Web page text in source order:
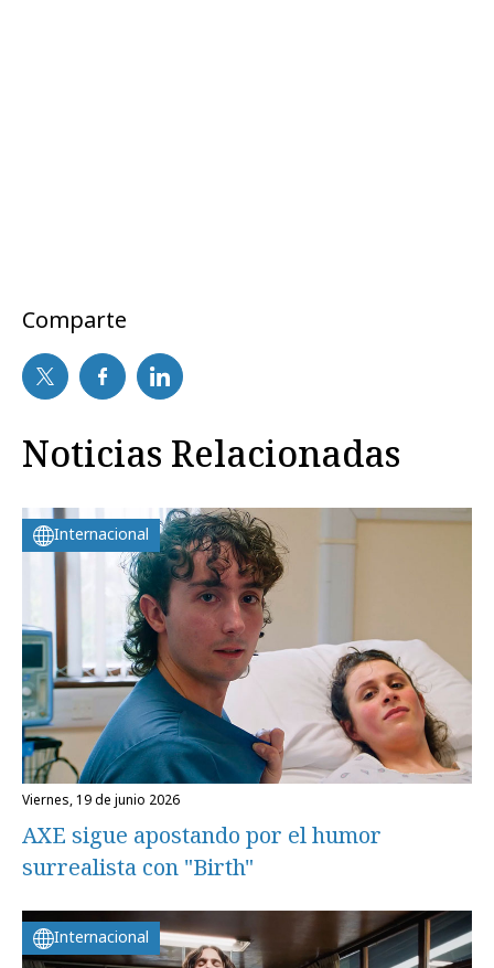
Comparte
Noticias Relacionadas
Internacional
viernes, 19 de junio 2026
AXE sigue apostando por el humor
surrealista con "Birth"
Internacional